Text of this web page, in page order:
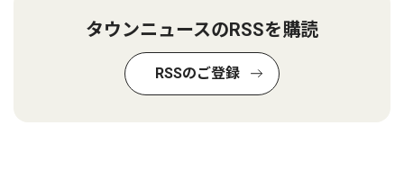
タウンニュースのRSSを購読
RSSのご登録